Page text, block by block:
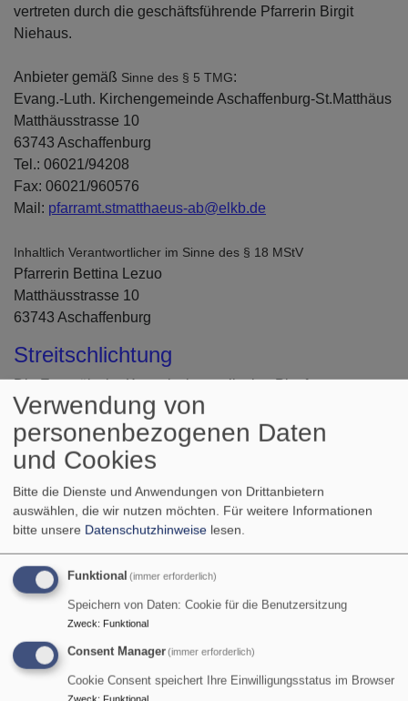
vertreten durch die geschäftsführende Pfarrerin Birgit
Niehaus.
Anbieter gemäß Sinne des § 5 TMG:
Evang.-Luth. Kirchengemeinde Aschaffenburg-St.Matthäus
Matthäusstrasse 10
63743 Aschaffenburg
Tel.: 06021/94208
Fax: 06021/960576
Mail: pfarramt.stmatthaeus-ab@elkb.de
Inhaltlich Verantwortlicher im Sinne des § 18 MStV
Pfarrerin Bettina Lezuo
Matthäusstrasse 10
63743 Aschaffenburg
Streitschlichtung
Die Europäische Kommission stellt eine Plattform zur
Online-Streitbeilegung (OS) bereit:
https://ec.europa.eu/consumers/odr.
Unsere E-Mail-Adresse finden Sie oben im Impressum.
Wir sind nicht bereit oder verpflichtet, an
Streitbeilegungsverfahren vor einer
Verbraucherschlichtungsstelle teilzunehmen.
Haftung für Inhalte:
Als Diensteanbieter sind wir gemäß § 7 Abs.1 TMG für
eigene Inhalte auf diesen Seiten nach den allgemeinen
Gesetzen verantwortlich. Nach §§ 8 bis 10 TMG sind wir
als Diensteanbieter jedoch nicht verpflichtet, übermittelte
oder gespeicherte fremde Informationen zu überwachen
oder nach Umständen zu forschen, die auf eine
Verwendung von
personenbezogenen Daten
und Cookies
Bitte die Dienste und Anwendungen von Drittanbietern
auswählen, die wir nutzen möchten. Für weitere Informationen
bitte unsere Datenschutzhinweise lesen.
Funktional (immer erforderlich)
Speichern von Daten: Cookie für die Benutzersitzung
Zweck: Funktional
Consent Manager(immer erforderlich)
Cookie Consent speichert Ihre Einwilligungsstatus im Browser